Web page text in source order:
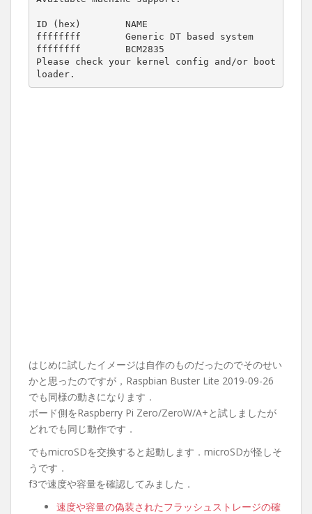
ID (hex)        NAME
ffffffff        Generic DT based system
ffffffff        BCM2835
Please check your kernel config and/or boot
loader.
はじめに試したイメージは自作のものだったのでそのせい
かと思ったのですが，Raspbian Buster Lite 2019-09-26
でも同様の動きになります．
ボード側をRaspberry Pi Zero/ZeroW/A+と試しましたが
どれでも同じ動作です．
でもmicroSDを交換すると起動します．microSDが怪しそ
うです．
f3で速度や容量を確認してみました．
速度や容量の偽装されたフラッシュストレージの確